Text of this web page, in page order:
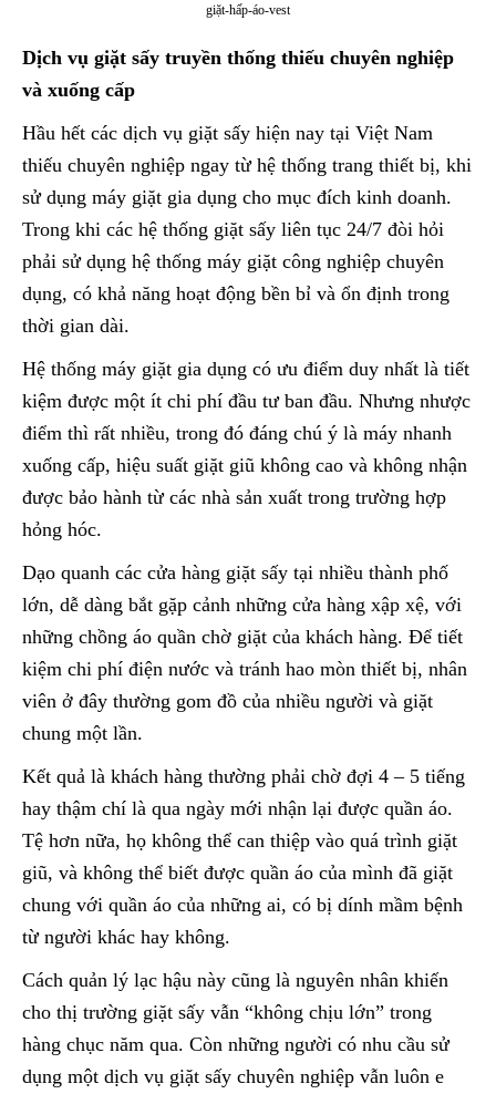
giặt-hấp-áo-vest
Dịch vụ giặt sấy truyền thống thiếu chuyên nghiệp
và xuống cấp
Hầu hết các dịch vụ giặt sấy hiện nay tại Việt Nam
thiếu chuyên nghiệp ngay từ hệ thống trang thiết bị, khi
sử dụng máy giặt gia dụng cho mục đích kinh doanh.
Trong khi các hệ thống giặt sấy liên tục 24/7 đòi hỏi
phải sử dụng hệ thống máy giặt công nghiệp chuyên
dụng, có khả năng hoạt động bền bỉ và ổn định trong
thời gian dài.
Hệ thống máy giặt gia dụng có ưu điểm duy nhất là tiết
kiệm được một ít chi phí đầu tư ban đầu. Nhưng nhược
điểm thì rất nhiều, trong đó đáng chú ý là máy nhanh
xuống cấp, hiệu suất giặt giũ không cao và không nhận
được bảo hành từ các nhà sản xuất trong trường hợp
hỏng hóc.
Dạo quanh các cửa hàng giặt sấy tại nhiều thành phố
lớn, dễ dàng bắt gặp cảnh những cửa hàng xập xệ, với
những chồng áo quần chờ giặt của khách hàng. Để tiết
kiệm chi phí điện nước và tránh hao mòn thiết bị, nhân
viên ở đây thường gom đồ của nhiều người và giặt
chung một lần.
Kết quả là khách hàng thường phải chờ đợi 4 – 5 tiếng
hay thậm chí là qua ngày mới nhận lại được quần áo.
Tệ hơn nữa, họ không thể can thiệp vào quá trình giặt
giũ, và không thể biết được quần áo của mình đã giặt
chung với quần áo của những ai, có bị dính mầm bệnh
từ người khác hay không.
Cách quản lý lạc hậu này cũng là nguyên nhân khiến
cho thị trường giặt sấy vẫn “không chịu lớn” trong
hàng chục năm qua. Còn những người có nhu cầu sử
dụng một dịch vụ giặt sấy chuyên nghiệp vẫn luôn e